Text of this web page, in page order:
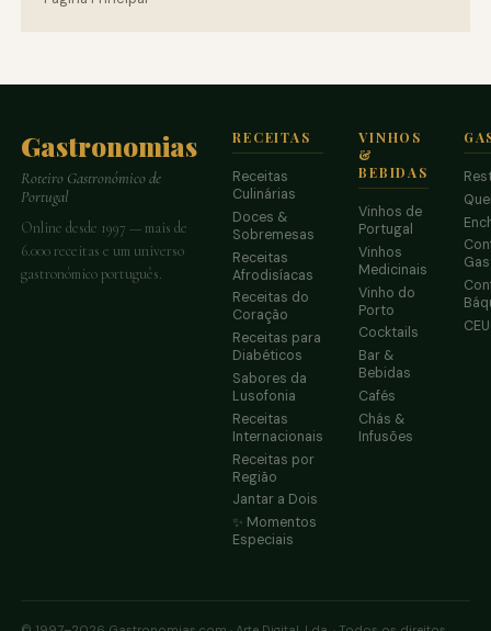
Gastronomias
Roteiro Gastronómico de
Portugal
Online desde 1997 — mais de
6.000 receitas e um universo
gastronómico português.
RECEITAS
Receitas
Culinárias
Doces &
Sobremesas
Receitas
Afrodisíacas
Receitas do
Coração
Receitas para
Diabéticos
Sabores da
Lusofonia
Receitas
Internacionais
Receitas por
Região
Jantar a Dois
✨ Momentos
Especiais
VINHOS
&
BEBIDAS
Vinhos de
Portugal
Vinhos
Medicinais
Vinho do
Porto
Cocktails
Bar &
Bebidas
Cafés
Chás &
Infusões